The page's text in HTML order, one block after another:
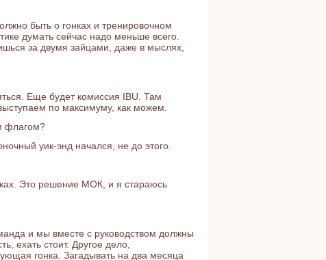
быть о гонках и тренировочном
думать сейчас надо меньше всего.
за двумя зайцами, даже в мыслях,
Еще будет комиссия IBU. Там
по максимуму, как можем.
флагом?
уик-энд начался, не до этого.
Это решение МОК, и я стараюсь
и мы вместе с руководством должны
ехать стоит. Другое дело,
гонка. Загадывать на два месяца